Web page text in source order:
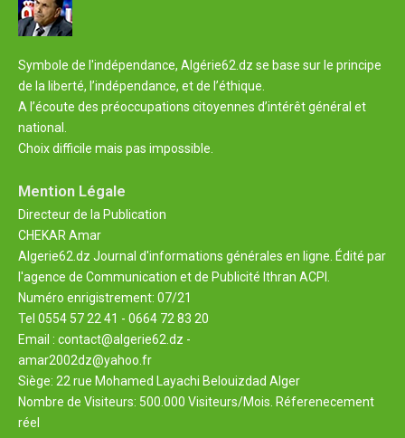
Symbole de l'indépendance, Algérie62.dz se base sur le principe
de la liberté, l’indépendance, et de l’éthique.
A l’écoute des préoccupations citoyennes d’intérêt général et
national.
Choix difficile mais pas impossible.
Mention Légale
Directeur de la Publication
CHEKAR Amar
Algerie62.dz Journal d'informations générales en ligne. Édité par
l'agence de Communication et de Publicité Ithran ACPI.
Numéro enrigistrement: 07/21
Tel 0554 57 22 41 - 0664 72 83 20
Email : contact@algerie62.dz -
amar2002dz@yahoo.fr
Siège: 22 rue Mohamed Layachi Belouizdad Alger
Nombre de Visiteurs: 500.000 Visiteurs/Mois. Réferenecement
réel